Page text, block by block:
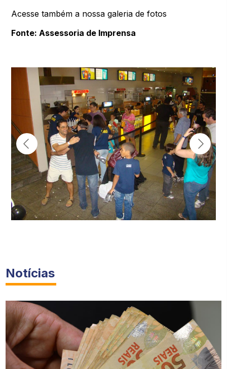
Acesse também a nossa galeria de fotos
Fonte: Assessoria de Imprensa
Notícias